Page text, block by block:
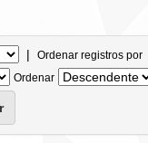
| Ordenar registros por
Ordenar